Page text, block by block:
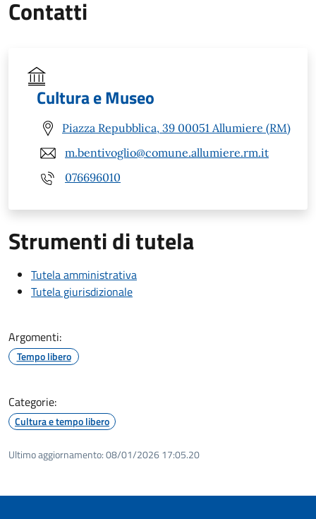
Contatti
Cultura e Museo
Piazza Repubblica, 39 00051 Allumiere (RM)
m.bentivoglio@comune.allumiere.rm.it
076696010
Strumenti di tutela
Tutela amministrativa
Tutela giurisdizionale
Argomenti:
Tempo libero
Categorie:
Cultura e tempo libero
Ultimo aggiornamento:08/01/2026 17:05.20